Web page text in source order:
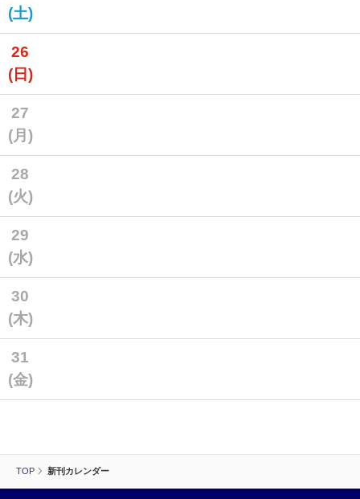
TOP 新刊カレンダー
(土)
26
(日)
27
(月)
28
(火)
29
(水)
30
(木)
31
(金)